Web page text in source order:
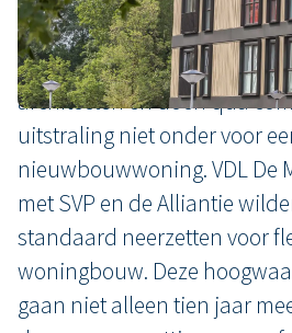
De woningen die zijn
zijn ontworpen in
architecten en doen qua
uitstraling niet onder voor
nieuwbouwwoning. VDL De
met SVP en de Alliantie
standaard neerzetten voor
woningbouw. Deze
gaan niet alleen tien jaar